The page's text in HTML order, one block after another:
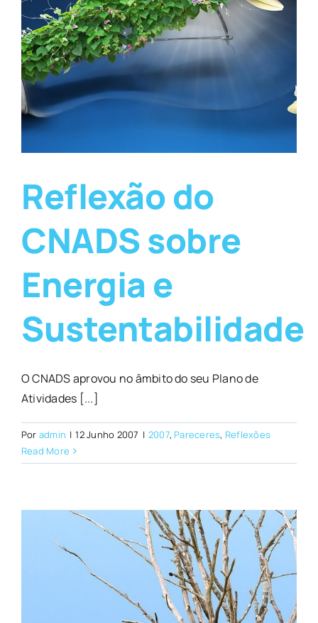
Reflexão do
CNADS sobre
Energia e
Sustentabilidade
O CNADS aprovou no âmbito do seu Plano de
Atividades [...]
Por admin | 12 Junho 2007 | 2007, Pareceres, Reflexões
Read More